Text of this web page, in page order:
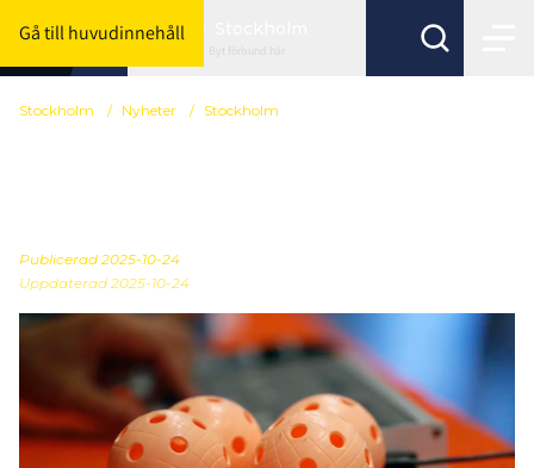
Gå till huvudinnehåll
Byt förbund här
Stockholm / Nyheter / Stockholm
Publicerad 2025-10-24
Uppdaterad 2025-10-24